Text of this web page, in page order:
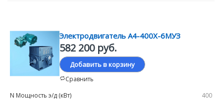
Электродвигатель А4-400Х-6MУЗ
582 200 руб.
Добавить в корзину
Сравнить
400